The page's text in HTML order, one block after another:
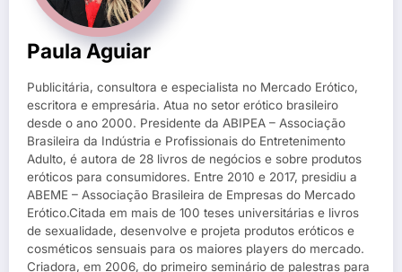
Paula Aguiar
Publicitária, consultora e especialista no Mercado Erótico,
escritora e empresária. Atua no setor erótico brasileiro
desde o ano 2000. Presidente da ABIPEA – Associação
Brasileira da Indústria e Profissionais do Entretenimento
Adulto, é autora de 28 livros de negócios e sobre produtos
eróticos para consumidores. Entre 2010 e 2017, presidiu a
ABEME – Associação Brasileira de Empresas do Mercado
Erótico.Citada em mais de 100 teses universitárias e livros
de sexualidade, desenvolve e projeta produtos eróticos e
cosméticos sensuais para os maiores players do mercado.
Criadora, em 2006, do primeiro seminário de palestras para